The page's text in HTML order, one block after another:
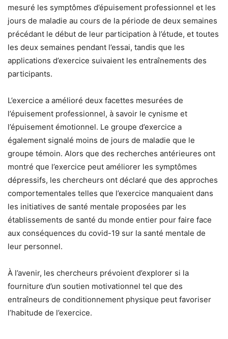
mesuré les symptômes d’épuisement professionnel et les
jours de maladie au cours de la période de deux semaines
précédant le début de leur participation à l’étude, et toutes
les deux semaines pendant l’essai, tandis que les
applications d’exercice suivaient les entraînements des
participants.
L’exercice a amélioré deux facettes mesurées de
l’épuisement professionnel, à savoir le cynisme et
l’épuisement émotionnel. Le groupe d’exercice a
également signalé moins de jours de maladie que le
groupe témoin. Alors que des recherches antérieures ont
montré que l’exercice peut améliorer les symptômes
dépressifs, les chercheurs ont déclaré que des approches
comportementales telles que l’exercice manquaient dans
les initiatives de santé mentale proposées par les
établissements de santé du monde entier pour faire face
aux conséquences du covid-19 sur la santé mentale de
leur personnel.
À l’avenir, les chercheurs prévoient d’explorer si la
fourniture d’un soutien motivationnel tel que des
entraîneurs de conditionnement physique peut favoriser
l’habitude de l’exercice.